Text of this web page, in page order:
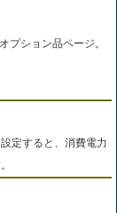
プション品ページ。
定すると、消費電力